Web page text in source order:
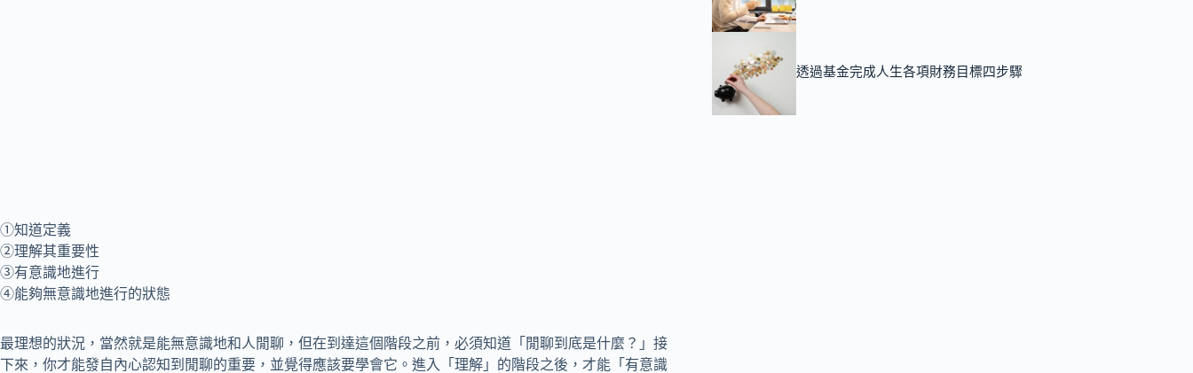
①知道定義
②理解其重要性
③有意識地進行
④能夠無意識地進行的狀態
最理想的狀況，當然就是能無意識地和人閒聊，但在到達這個階段之前，必須知道「閒聊到底是什麼？」接
下來，你才能發自內心認知到閒聊的重要，並覺得應該要學會它。進入「理解」的階段之後，才能「有意識
透過基金完成人生各項財務目標四步驟